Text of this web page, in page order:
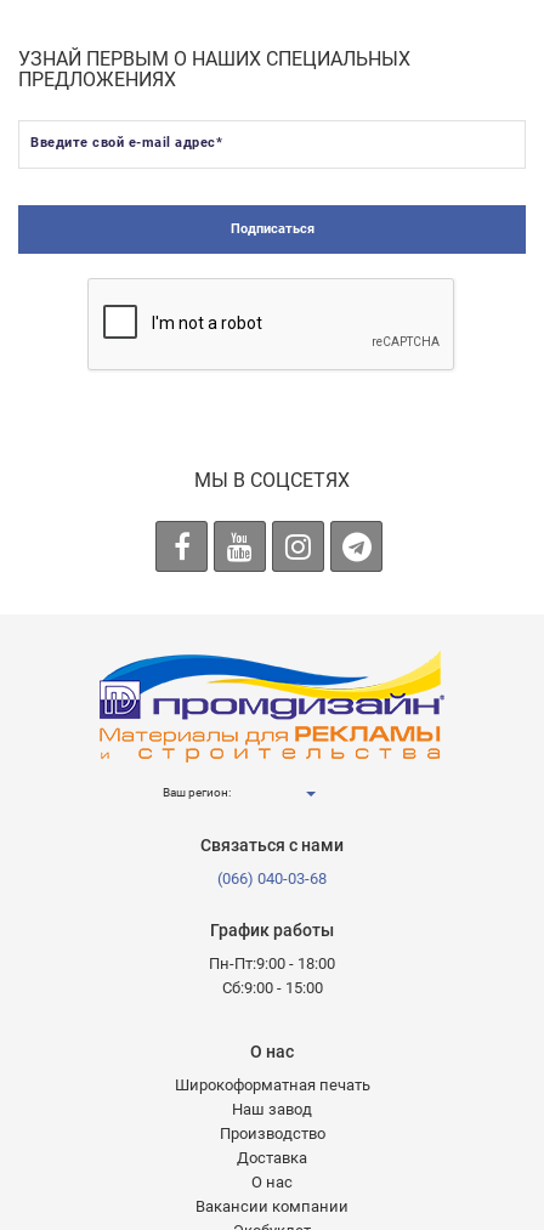
УЗНАЙ ПЕРВЫМ О НАШИХ СПЕЦИАЛЬНЫХ
ПРЕДЛОЖЕНИЯХ
Введите свой e-mail адрес*
Подписаться
МЫ В СОЦСЕТЯХ
Ваш регион:
Связаться с нами
(066) 040-03-68
График работы
Пн-Пт:9:00 - 18:00
Сб:9:00 - 15:00
О нас
Широкоформатная печать
Наш завод
Производство
Доставка
О нас
Вакансии компании